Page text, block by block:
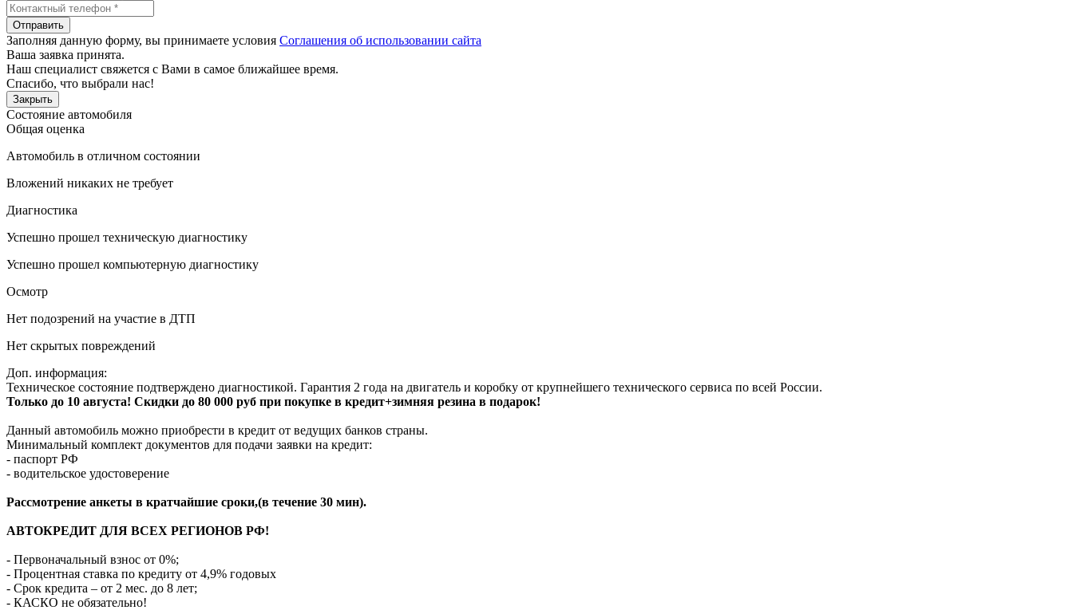
Отправить
Заполняя данную форму, вы принимаете условия Соглашения об использовании сайта
Ваша заявка принята.
Наш специалист свяжется с Вами в самое ближайшее время.
Спасибо, что выбрали нас!
Закрыть
Состояние автомобиля
Общая оценка
Автомобиль в отличном состоянии
Вложений никаких не требует
Диагностика
Успешно прошел техническую диагностику
Успешно прошел компьютерную диагностику
Осмотр
Нет подозрений на участие в ДТП
Нет скрытых повреждений
Доп. информация:
Техническое состояние подтверждено диагностикой. Гарантия 2 года на двигатель и коробку от крупнейшего технического сервиса по всей России.
Только до 10 августа! Скидки до 80 000 руб при покупке в кредит+зимняя резина в подарок!
Данный автомобиль можно приобрести в кредит от ведущих банков страны.
Минимальный комплект документов для подачи заявки на кредит:
- паспорт РФ
- водительское удостоверение
Рассмотрение анкеты в кратчайшие сроки,(в течение 30 мин).
АВТОКРЕДИТ ДЛЯ ВСЕХ РЕГИОНОВ РФ!
- Первоначальный взнос от 0%;
- Процентная ставка по кредиту от 4,9% годовых
- Срок кредита – от 2 мес. до 8 лет;
- КАСКО не обязательно!